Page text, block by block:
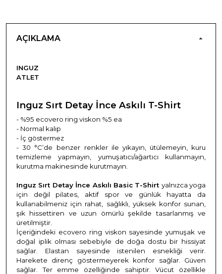
AÇIKLAMA
INGUZ
ATLET
Inguz Sırt Detay İnce Askılı T-Shirt
- %95 ecovero ring viskon %5 ea
- Normal kalıp
- İç göstermez
- 30 °C’de
benzer renkler ile yıkayın, ütülemeyin, kuru
temizleme yapmayın, yumuşatıcı/ağartıcı kullanmayın,
kurutma makinesinde kurutmayın.
Inguz Sırt Detay İnce Askılı Basic T-Shirt yalnızca yoga
için değil pilates, aktif spor ve günlük hayatta da
kullanabilmeniz için rahat, sağlıklı, yüksek konfor sunan,
şık hissettiren ve uzun ömürlü şekilde tasarlanmış ve
üretilmiştir.
İçeriğindeki ecovero ring viskon sayesinde yumuşak ve
doğal iplik olması sebebiyle de doğa dostu bir hissiyat
sağlar. Elastan sayesinde istenilen esnekliği verir.
Harekete direnç göstermeyerek konfor sağlar. Güven
sağlar. Ter emme özelliğinde sahiptir. Vücut özellikle